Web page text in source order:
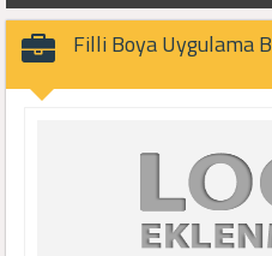
Filli Boya Uygulama